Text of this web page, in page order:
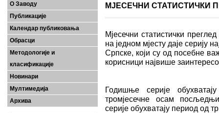
О Заводу
Публикације
Календар публиковања
Обрасци
Методологије и
класификације
Новинари
Мултимедија
Архива
МЈЕСЕЧНИ СТАТИСТИЧКИ
Мјесечни статистички
на једном мјесту даје серију
Српске, који су од посебне
корисници највише
Годишње серије
тромјесечне осам
серије обухватају период од